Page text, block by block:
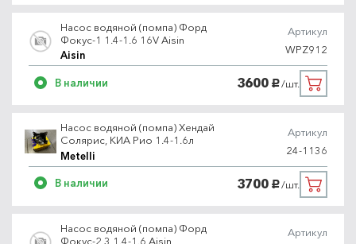
Насос водяной (помпа) Форд
Фокус-1 1.4-1.6 16V Aisin
Aisin
Артикул
WPZ912
В наличии 3600 руб./шт.
Насос водяной (помпа) Хендай
Солярис, КИА Рио 1.4-1.6л
Metelli
Артикул
24-1136
В наличии 3700 руб./шт.
Насос водяной (помпа) Форд
Фокус-2,3 1.4-1.6 Aisin
Артикул